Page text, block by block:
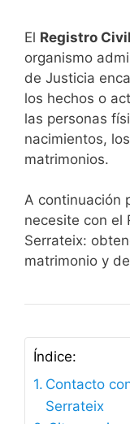
El Registro
organismo
de Justicia
los hechos o
las personas
nacimientos,
matrimonios.
A continuación
necesite con el
Serrateix:
matrimonio y
Índice:
Contacto
Serrateix